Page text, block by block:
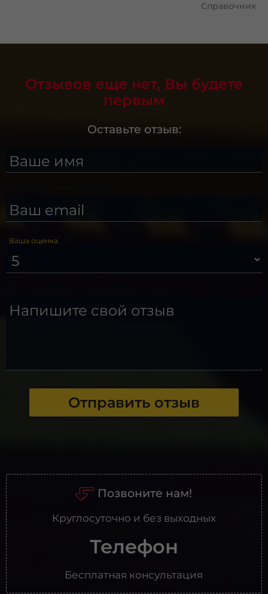
Справочник
Отзывов еще нет, Вы будете
первым
Оставьте отзыв:
Ваше имя
Ваш email
Ваша оценка
Напишите свой отзыв
Отправить отзыв
Позвоните нам!
Круглосуточно и без выходных
Телефон
Бесплатная консультация